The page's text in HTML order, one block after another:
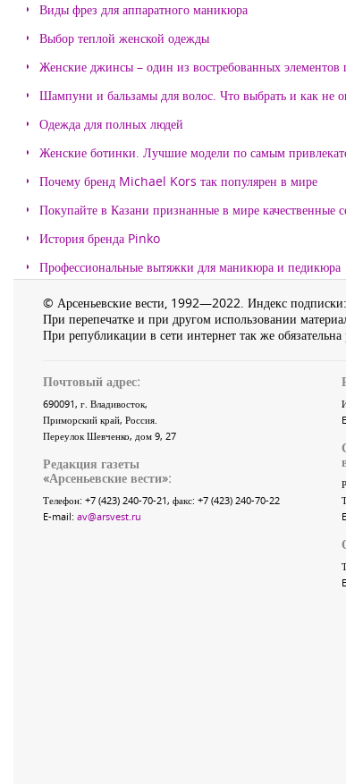
Виды фрез для аппаратного маникюра
Выбор теплой женской одежды
Женские джинсы – один из востребованных элементов
Шампуни и бальзамы для волос. Что выбрать и как не
Одежда для полных людей
Женские ботинки. Лучшие модели по самым
Почему бренд Michael Kors так популярен в мире
Покупайте в Казани признанные в мире качественные
История бренда Pinko
Профессиональные вытяжки для маникюра и педикюра
© Арсеньевские вести, 1992—2022. Индекс
При перепечатке и при другом использовании
При републикации в сети интернет так же
Почтовый адрес:
690091, г. Владивосток,
Приморский край, Россия.
Переулок Шевченко, дом 9, 27
Редакция газеты
«Арсеньевские вести»:
Телефон: +7 (423) 240-70-21, факс: +7 (423) 240-70-22
E-mail: av@arsvest.ru